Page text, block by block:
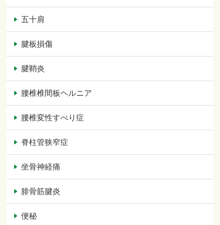
五十肩
腱板損傷
腱鞘炎
腰椎椎間板ヘルニア
腰椎変性すべり症
脊柱管狭窄症
坐骨神経痛
腓骨筋腱炎
便秘